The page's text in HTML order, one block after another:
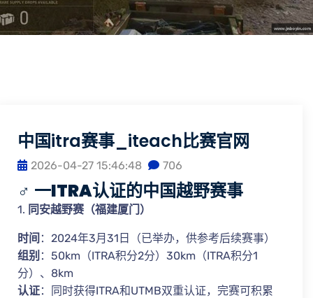
中国itra赛事_iteach比赛官网
2026-04-27 15:46:48 706
‍♂️ 一ITRA认证的中国越野赛事
1. 同安越野赛（福建厦门）
时间 ：2024年3月31日（已举办，供参考后续赛事）
组别 ：50km（ITRA积分2分）30km（ITRA积分1
分）、8km
认证：同时获得ITRA和UTMB双重认证，完赛可积累